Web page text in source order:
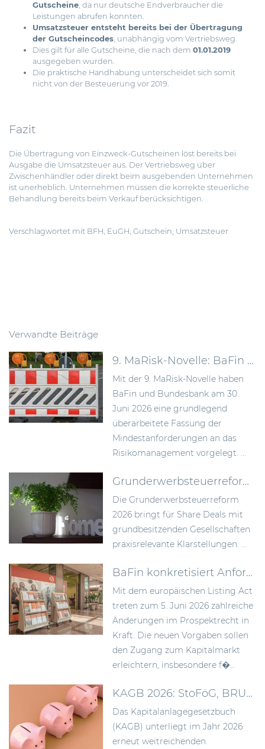
Gutscheine, da nur deutsche Endverbraucher die
Leistungen abrufen konnten.
Umsatzsteuer entsteht bereits bei der Übertragung
der Gutscheincodes, unabhängig vom Vertriebsweg.
Dies gilt für alle Gutscheine, die nach dem 01.01.2019
ausgegeben wurden.
Die praktische Handhabung unterscheidet sich somit
nicht von der Besteuerung vor 2019.
Fazit
Die Übertragung von Einzweck-Gutscheinen löst bereits bei
Ausgabe die Umsatzsteuer aus. Der Vertriebsweg über
Zwischenhändler oder direkt beim ausgebenden Unternehmen
ist unerheblich. Unternehmen müssen die korrekte steuerliche
Behandlung bereits beim Verkauf berücksichtigen.
Verschlagwortet mit BFH, EuGH, Gutschein, Umsatzsteuer
Verwandte Beiträge
9. MaRisk-Novelle: BaFin schafft mehr Proportionalität im Risikomanagement
Mit der 9. MaRisk-Novelle haben
BaFin und Bundesbank am 30.
Juni 2026 eine grundlegend
überarbeitete Fassung der
Mindestanforderungen an das
Risikomanagement vorgelegt. ...
Grunderwerbsteuerreform 2026: Bundesrat billigt Neuregelung der Signing-Closing-Problematik
Die Grunderwerbsteuerreform
2026 bringt für Share Deals mit
grundbesitzenden Gesellschaften
praxisrelevante Klarstellungen. ...
BaFin konkretisiert Anforderungen an Wertpapierprospekte im Zuge des Listing Act
Mit dem europäischen Listing Act
treten zum 5. Juni 2026 zahlreiche
Änderungen im Prospektrecht in
Kraft. Die neuen Vorgaben sollen
den Zugang zum Kapitalmarkt
erleichtern, insbesondere f�...
KAGB 2026: StoFöG, BRUBEG und die Folgen für Asset Manager
Das Kapitalanlagegesetzbuch
(KAGB) unterliegt im Jahr 2026
erneut weitreichenden